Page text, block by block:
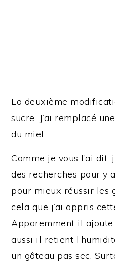
La deuxième
sucre. J’ai remplacé
du miel.
Comme je vous l’ai
des recherches pour y
pour mieux réussir les
cela que j’ai appris
Apparemment il
aussi il retient
un gâteau pas sec.